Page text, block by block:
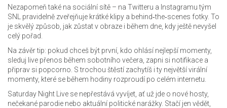
Nezapomeň také na sociální sítě – na Twitteru a Instagramu tým
SNL pravidelně zveřejňuje krátké klipy a behind‑the‑scenes fotky. To
je skvělý způsob, jak zůstat v obraze i během dne, kdy ještě nevyšel
celý pořad.
Na závěr tip: pokud chceš být první, kdo ohlásí nejlepší momenty,
sleduj live přenos během sobotního večera, zapni si notifikace a
připrav si popcorno. S trochou štěstí zachytíš i ty největší virální
momenty, které se během hodiny rozproudí po celém internetu.
Saturday Night Live se nepřestává vyvíjet, ať už jde o nové hosty,
nečekané parodie nebo aktuální politické narážky. Stačí jen vědět,